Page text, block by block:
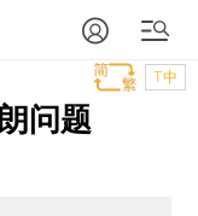
T中
问题